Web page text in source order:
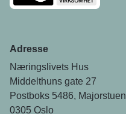
Adresse
Næringslivets Hus
Middelthuns gate 27
Postboks 5486, Majorstuen
0305 Oslo